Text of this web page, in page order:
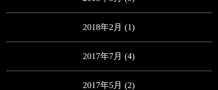
2018年2月 (1)
2017年7月 (4)
2017年5月 (2)